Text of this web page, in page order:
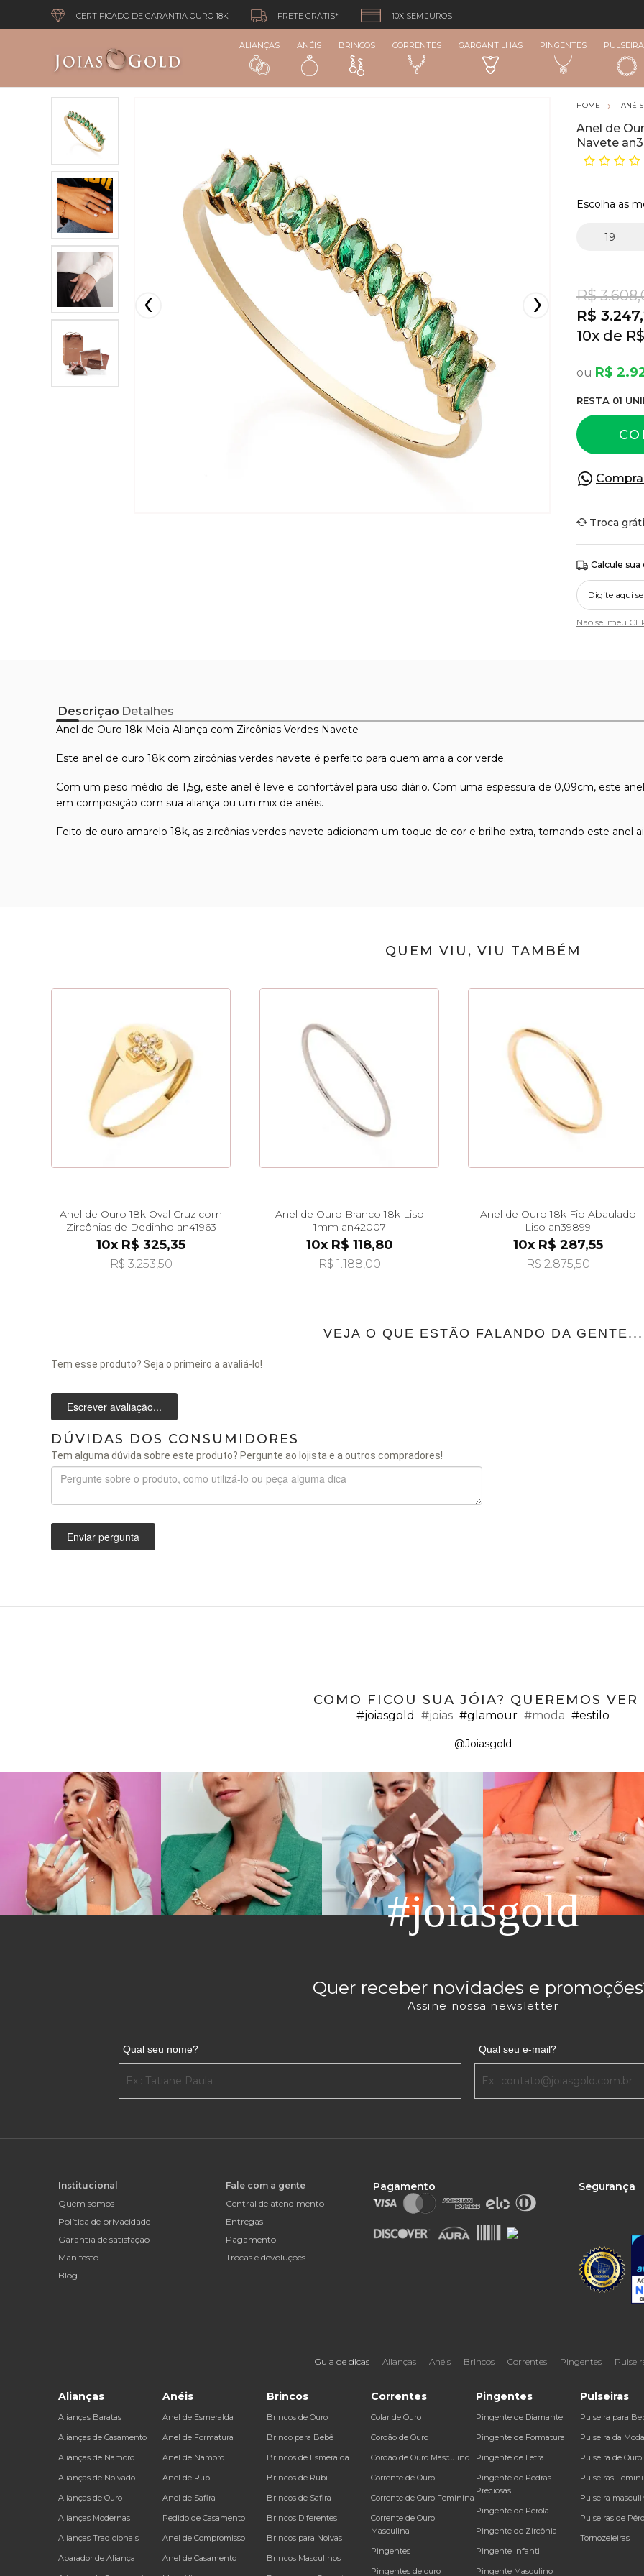
CERTIFICADO DE GARANTIA OURO 18K FRETE GRÁTIS* 10X SEM JUROS
ALIANÇAS ANÉIS BRINCOS CORRENTES GARGANTILHAS PINGENTES
ANÉIS
Anel de
Navete
Escolha as
R$
R$
10x
R$
RESTA 01
Troca
Calcule
Não sei meu
Descrição Detalhes
Anel de Ouro 18k Meia Aliança com Zircônias Verdes Navete
Este anel de ouro 18k com zircônias verdes navete é perfeito para quem ama a cor verde.
Com um peso médio de 1,5g, este anel é leve e confortável para uso diário. Com uma espessura de 0,09cm, este
em composição com sua aliança ou um mix de anéis.
Feito de ouro amarelo 18k, as zircônias verdes navete adicionam um toque de cor e brilho extra, tornando este anel
QUEM VIU, VIU TAMBÉM
Anel de Ouro 18k Oval Cruz com
Zircônias de Dedinho an41963
10x R$ 325,35
R$ 3.253,50
Anel de Ouro Branco 18k Liso
1mm an42007
10x R$ 118,80
R$ 1.188,00
Anel de Ouro 18k Fio Abaulado
Liso an39899
10x R$ 287,55
R$ 2.875,50
VEJA O QUE ESTÃO FALANDO DA GENTE...
Tem esse produto? Seja o primeiro a avaliá-lo!
Escrever avaliação...
DÚVIDAS DOS CONSUMIDORES
Tem alguma dúvida sobre este produto? Pergunte ao lojista e a outros compradores!
Enviar pergunta
COMO FICOU SUA JÓIA? QUEREMOS VER
#joiasgold #joias #glamour #moda #estilo
@Joiasgold
#joiasgold
Quer receber novidades e
Assine nossa newsletter
Qual seu nome? Qual seu e-mail?
Institucional
Quem somos
Política de privacidade
Garantia de satisfação
Manifesto
Blog
Fale com a gente
Central de atendimento
Entregas
Pagamento
Trocas e devoluções
Pagamento Segurança
Guia de dicas Alianças Anéis Brincos Correntes Pingentes
Alianças
Alianças Baratas
Alianças de Casamento
Alianças de Namoro
Alianças de Noivado
Alianças de Ouro
Alianças Modernas
Alianças Tradicionais
Aparador de Aliança
Anéis
Anel de Esmeralda
Anel de Formatura
Anel de Namoro
Anel de Rubi
Anel de Safira
Pedido de Casamento
Anel de Compromisso
Anel de Casamento
Brincos
Brincos de Ouro
Brinco para Bebê
Brincos de Esmeralda
Brincos de Rubi
Brincos de Safira
Brincos Diferentes
Brincos para Noivas
Brincos Masculinos
Correntes
Colar de Ouro
Cordão de Ouro
Cordão de Ouro Masculino
Corrente de Ouro
Corrente de Ouro Feminina
Corrente de Ouro
Masculina
Pingentes
Pingentes de ouro
Pingentes
Pingente de Diamante
Pingente de Formatura
Pingente de Letra
Pingente de Pedras
Preciosas
Pingente de Pérola
Pingente de Zircônia
Pingente Infantil
Pingente Masculino
Pulseiras
Pulseira para
Pulseira da Moda
Pulseira de Ouro
Pulseiras
Pulseira
Pulseiras de
Tornozeleiras